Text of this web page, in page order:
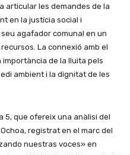
articular les demandes de la
en la justícia social i
agafador comunal en un
La connexió amb el
de la lluita pels
ambient i la dignitat de les
5, que ofereix una anàlisi del
registrat en el marc del
nuestras voces» en